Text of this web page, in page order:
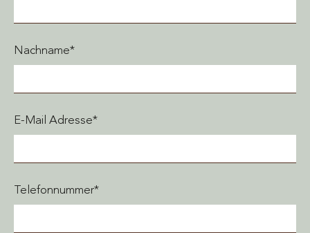
Nachname*
E-Mail Adresse*
Telefonnummer*